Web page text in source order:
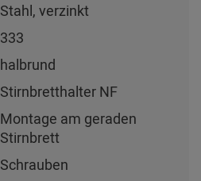
Stahl, verzinkt
333
halbrund
Stirnbretthalter NF
Montage am geraden
Stirnbrett
Schrauben